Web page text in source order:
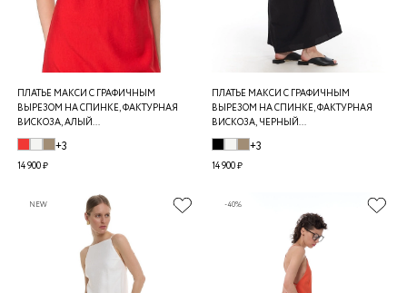
ПЛАТЬЕ МАКСИ С ГРАФИЧНЫМ
ВЫРЕЗОМ НА СПИНКЕ, ФАКТУРНАЯ
ВИСКОЗА, АЛЫЙ...
+3
14 900 ₽
ПЛАТЬЕ МАКСИ С ГРАФИЧНЫМ
ВЫРЕЗОМ НА СПИНКЕ, ФАКТУРНАЯ
ВИСКОЗА, ЧЕРНЫЙ...
+3
14 900 ₽
NEW -40%